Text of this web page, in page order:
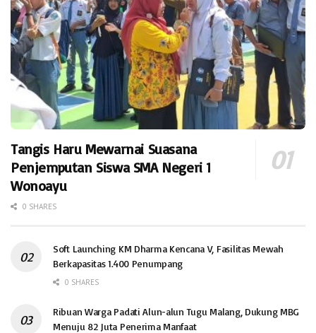
Tangis Haru Mewarnai Suasana
Penjemputan Siswa SMA Negeri 1
Wonoayu
0 SHARES
Soft Launching KM Dharma Kencana V, Fasilitas Mewah
Berkapasitas 1.400 Penumpang
0 SHARES
Ribuan Warga Padati Alun-alun Tugu Malang, Dukung MBG
Menuju 82 Juta Penerima Manfaat